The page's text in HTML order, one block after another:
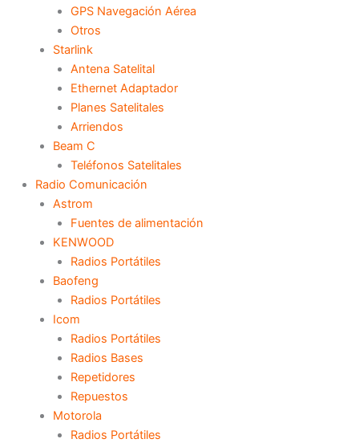
GPS Navegación Aérea
Otros
Starlink
Antena Satelital
Ethernet Adaptador
Planes Satelitales
Arriendos
Beam C
Teléfonos Satelitales
Radio Comunicación
Astrom
Fuentes de alimentación
KENWOOD
Radios Portátiles
Baofeng
Radios Portátiles
Icom
Radios Portátiles
Radios Bases
Repetidores
Repuestos
Motorola
Radios Portátiles